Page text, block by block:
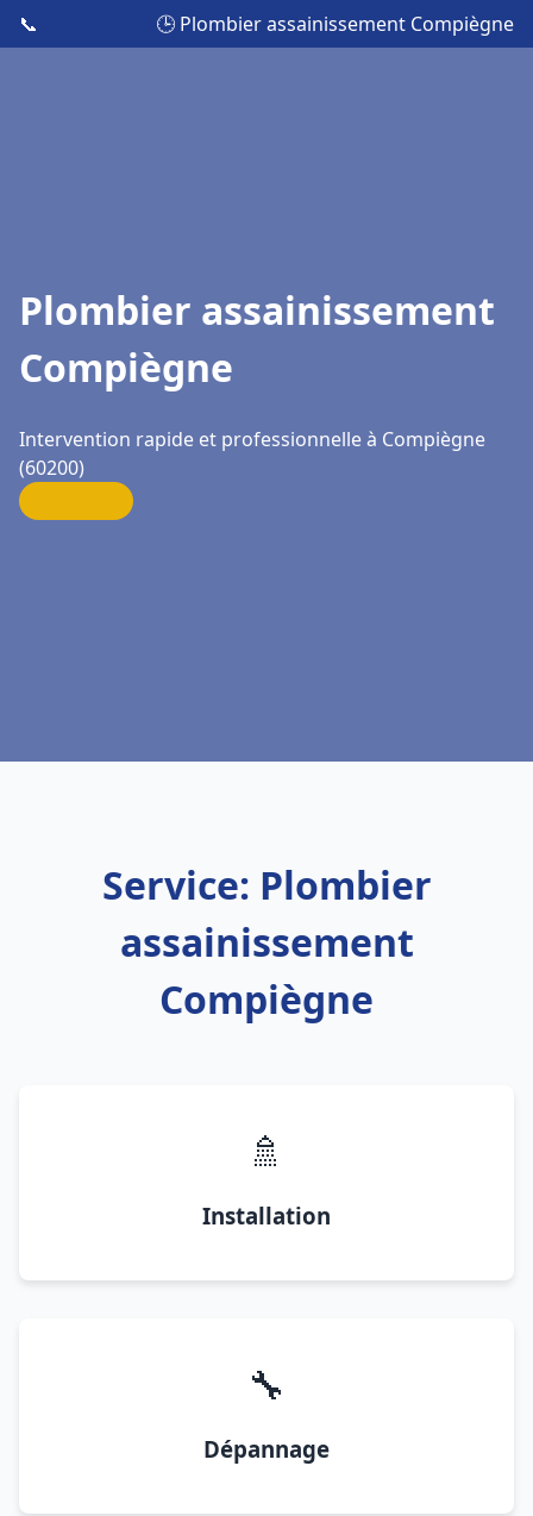
📞 🕒 Plombier assainissement Compiègne
Plombier assainissement
Compiègne
Intervention rapide et professionnelle à Compiègne
(60200)
Service: Plombier
assainissement
Compiègne
🚿
Installation
🔧
Dépannage